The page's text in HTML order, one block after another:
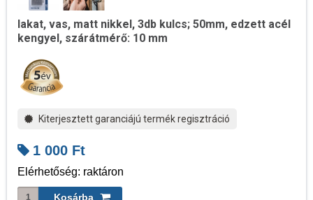
lakat, vas, matt nikkel, 3db kulcs; 50mm, edzett acél
kengyel, szárátmérő: 10 mm
Kiterjesztett garanciájú termék regisztráció
1 000 Ft
Elérhetőség: raktáron